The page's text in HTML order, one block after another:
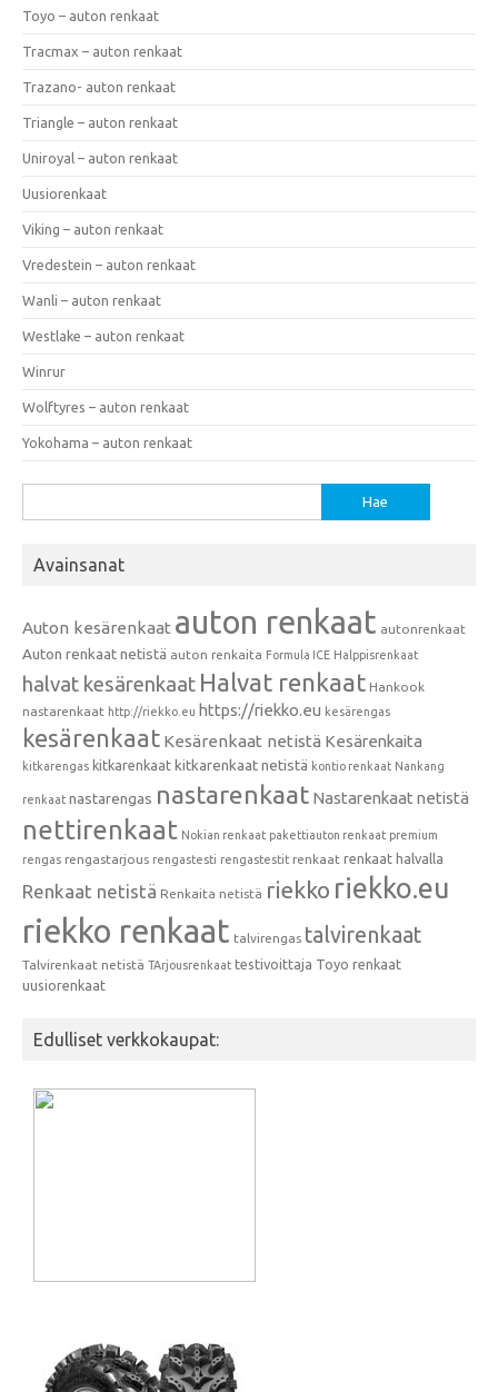
Toyo – auton renkaat
Tracmax – auton renkaat
Trazano- auton renkaat
Triangle – auton renkaat
Uniroyal – auton renkaat
Uusiorenkaat
Viking – auton renkaat
Vredestein – auton renkaat
Wanli – auton renkaat
Westlake – auton renkaat
Winrur
Wolftyres – auton renkaat
Yokohama – auton renkaat
Avainsanat
Auton kesärenkaat auton renkaat autonrenkaat
Auton renkaat netistä auton renkaita Formula ICE Halppisrenkaat
halvat kesärenkaat Halvat renkaat Hankook
nastarenkaat http://riekko.eu https://riekko.eu kesärengas
kesärenkaat Kesärenkaat netistä Kesärenkaita
kitkarengas kitkarenkaat kitkarenkaat netistä kontio renkaat Nankang
renkaat nastarengas nastarenkaat Nastarenkaat netistä
nettirenkaat Nokian renkaat pakettiauton renkaat premium
rengas rengastarjous rengastesti rengastestit renkaat renkaat halvalla
Renkaat netistä Renkaita netistä riekko riekko.eu
riekko renkaat talvirengas talvirenkaat
Talvirenkaat netistä TArjousrenkaat testivoittaja Toyo renkaat
uusiorenkaat
Edulliset verkkokaupat: